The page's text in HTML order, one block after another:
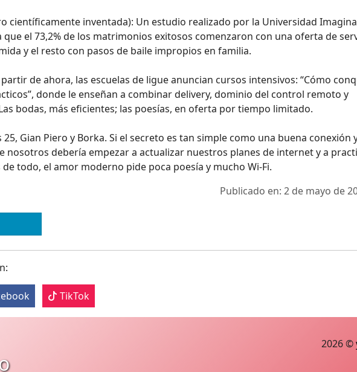
científicamente inventada): Un estudio realizado por la Universidad
el 73,2% de los matrimonios exitosos comenzaron con una oferta de
y el resto con pasos de baile impropios en familia.
de ahora, las escuelas de ligue anuncian cursos intensivos: “Cómo
donde le enseñan a combinar delivery, dominio del control remoto y
bodas, más eficientes; las poesías, en oferta por tiempo limitado.
25, Gian Piero y Borka. Si el secreto es tan simple como una buena conexión
nosotros debería empezar a actualizar nuestros planes de internet y a
todo, el amor moderno pide poca poesía y mucho Wi‑Fi.
Publicado en: 2 de mayo de
TikTok
2026 ©